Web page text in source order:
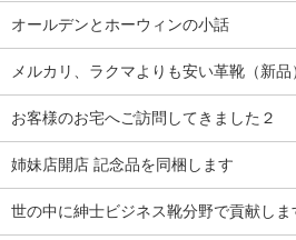
オールデンとホーウィンの小話
メルカリ、ラクマよりも安い革靴（新
お客様のお宅へご訪問してきました２
姉妹店開店 記念品を同梱します
世の中に紳士ビジネス靴分野で貢献しま